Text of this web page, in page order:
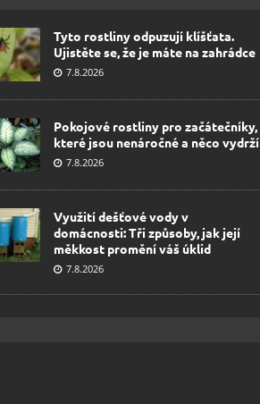
Tyto rostliny odpuzují klíšťata.
Ujistěte se, že je máte na zahrádce
7.8.2026
Pokojové rostliny pro začátečníky,
které jsou nenáročné a něco vydrží
7.8.2026
Využití dešťové vody v
domácnosti: Tři způsoby, jak její
měkkost promění váš úklid
7.8.2026